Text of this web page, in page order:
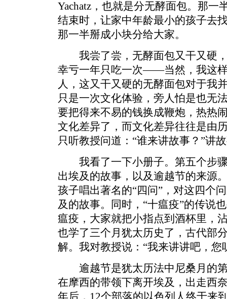
Yachatz，也就是分无酵面包。那一
结束时，让家中年龄最小的孩子去
那一半掰成小块分给大家。
我尝了尝，无酵面包又干又硬，
幸亏一年只吃一次——当然，我这
人，这又干又硬的无酵面包对于我
只是一次文化体验，旁人怕是也无
要把得来不易的钱换成鞭炮，热热
文化差异了，而文化差异往往是由
只听教授问道：“谁来讲故事？”讲
我看了一下小册子。第五个步骤
出埃及的故事，以及逾越节的来源
孩子唱出著名的“四问”，对这四个
及的故事。同时，“十瘟疫”的传说
瘟疫，大家就把小指点到酒杯里，
也学了三个月犹太历史了，古代部
解。我对教授说：“我来讲讲吧，您
逾越节是犹太历法中尼桑月的第
在摩西的带领下离开埃及，出走西
年后，12个部落的以色列人终于来